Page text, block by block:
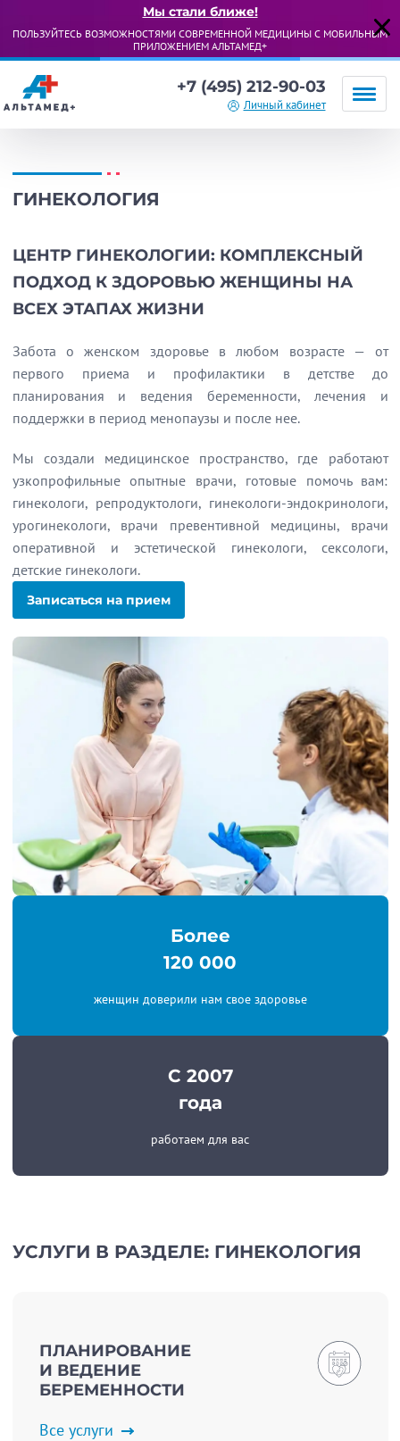
Мы стали ближе!
ПОЛЬЗУЙТЕСЬ ВОЗМОЖНОСТЯМИ СОВРЕМЕННОЙ МЕДИЦИНЫ С МОБИЛЬНЫМ
ПРИЛОЖЕНИЕМ АЛЬТАМЕД+
+7 (495) 212-90-03
Личный кабинет
ГИНЕКОЛОГИЯ
Более
120 000
женщин доверили нам свое здоровье
С 2007
года
работаем для вас
ЦЕНТР ГИНЕКОЛОГИИ: КОМПЛЕКСНЫЙ
ПОДХОД К ЗДОРОВЬЮ ЖЕНЩИНЫ НА
ВСЕХ ЭТАПАХ ЖИЗНИ
Забота о женском здоровье в любом возрасте — от
первого приема и профилактики в детстве до
планирования и ведения беременности, лечения и
поддержки в период менопаузы и после нее.
Мы создали медицинское пространство, где работают
узкопрофильные опытные врачи, готовые помочь вам:
гинекологи, репродуктологи, гинекологи-эндокринологи,
урогинекологи, врачи превентивной медицины, врачи
оперативной и эстетической гинекологи, сексологи,
детские гинекологи.
Записаться на прием
УСЛУГИ В РАЗДЕЛЕ: ГИНЕКОЛОГИЯ
ПЛАНИРОВАНИЕ
И ВЕДЕНИЕ
БЕРЕМЕННОСТИ
Все услуги